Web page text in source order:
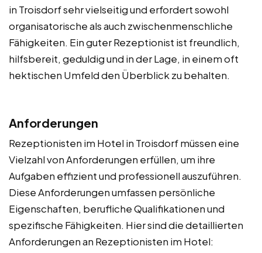
in Troisdorf sehr vielseitig und erfordert sowohl
organisatorische als auch zwischenmenschliche
Fähigkeiten. Ein guter Rezeptionist ist freundlich,
hilfsbereit, geduldig und in der Lage, in einem oft
hektischen Umfeld den Überblick zu behalten.
Anforderungen
Rezeptionisten im Hotel in Troisdorf müssen eine
Vielzahl von Anforderungen erfüllen, um ihre
Aufgaben effizient und professionell auszuführen.
Diese Anforderungen umfassen persönliche
Eigenschaften, berufliche Qualifikationen und
spezifische Fähigkeiten. Hier sind die detaillierten
Anforderungen an Rezeptionisten im Hotel: